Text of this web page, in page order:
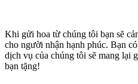
Khi gửi hoa từ chúng tôi bạn sẽ
cho người nhận hạnh phúc. Bạn
dịch vụ của chúng tôi sẽ mang lại
bạn tặng!